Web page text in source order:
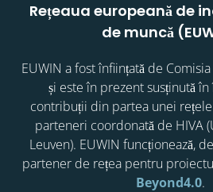
Rețeaua europeană de
de muncă
EUWIN a fost înființată de
și este în prezent susținută
contribuții din partea unei
parteneri coordonată de HIVA
Leuven). EUWIN funcționează,
partener de rețea pentru
Beyond4.0.